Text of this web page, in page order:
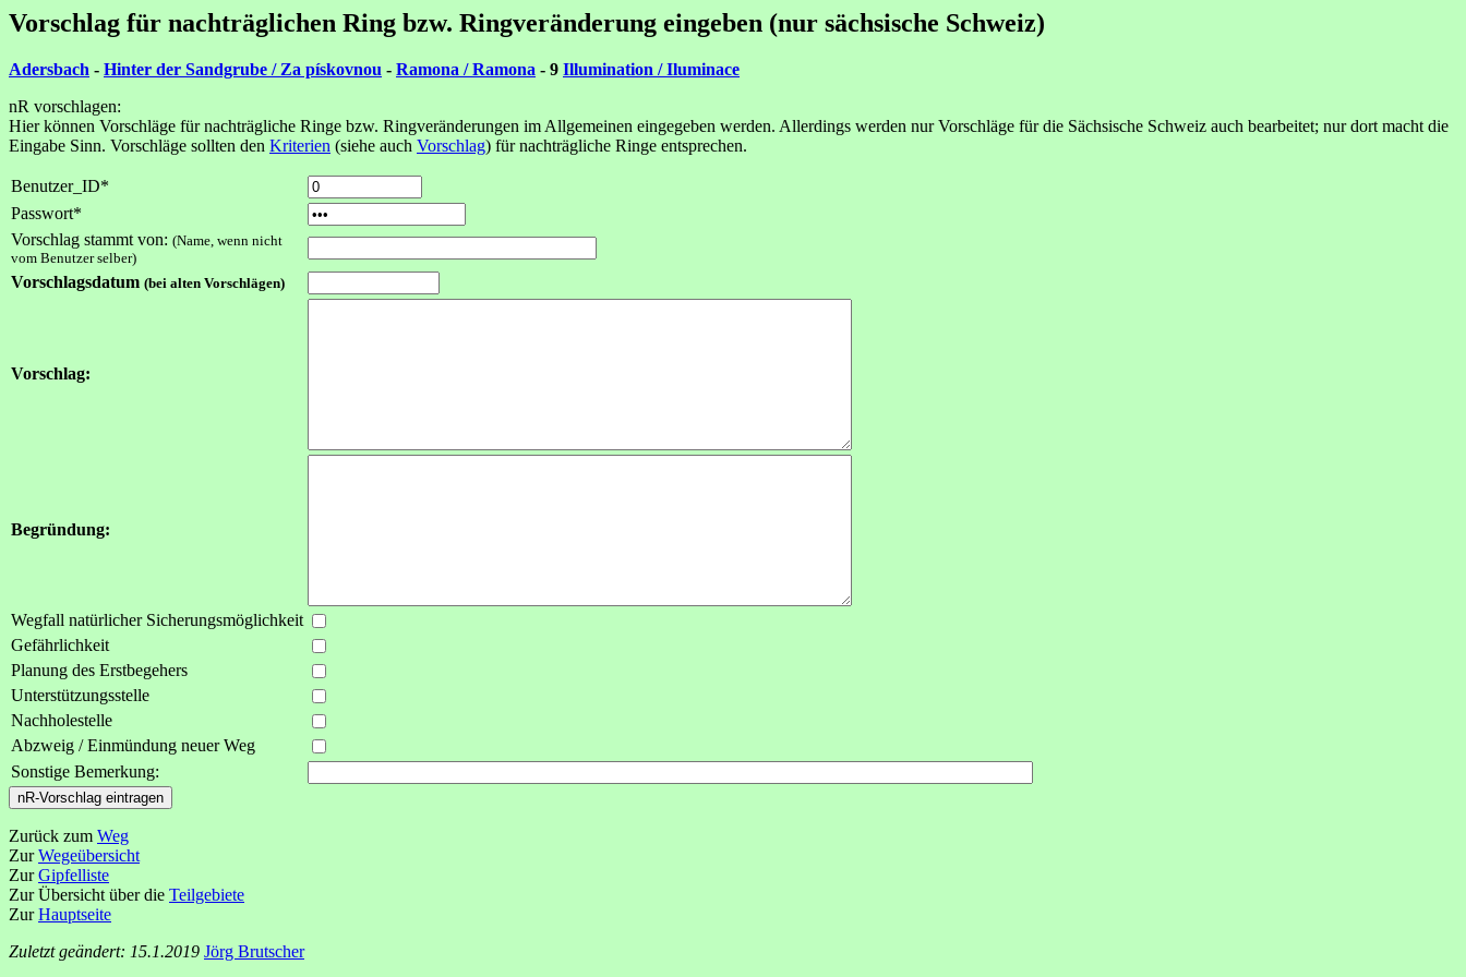
Vorschlag für nachträglichen Ring bzw. Ringveränderung eingeben (nur sächsische Schweiz)
Adersbach - Hinter der Sandgrube / Za pískovnou - Ramona / Ramona - 9 Illumination / Iluminace
nR vorschlagen:
Hier können Vorschläge für nachträgliche Ringe bzw. Ringveränderungen im Allgemeinen eingegeben werden. Allerdings werden nur Vorschläge für die Sächsische Schweiz auch bearbeitet; nur dort macht die
Eingabe Sinn. Vorschläge sollten den Kriterien (siehe auch Vorschlag) für nachträgliche Ringe entsprechen.
Benutzer_ID*
Passwort*
Vorschlag stammt von: (Name, wenn nicht
vom Benutzer selber)
Vorschlagsdatum (bei alten Vorschlägen)
Vorschlag:
Begründung:
Wegfall natürlicher Sicherungsmöglichkeit
Gefährlichkeit
Planung des Erstbegehers
Unterstützungsstelle
Nachholestelle
Abzweig / Einmündung neuer Weg
Sonstige Bemerkung:
Zurück zum Weg
ZurWegeübersicht
ZurGipfelliste
Zur Übersicht über die Teilgebiete
ZurHauptseite
Zuletzt geändert: 15.1.2019 Jörg Brutscher